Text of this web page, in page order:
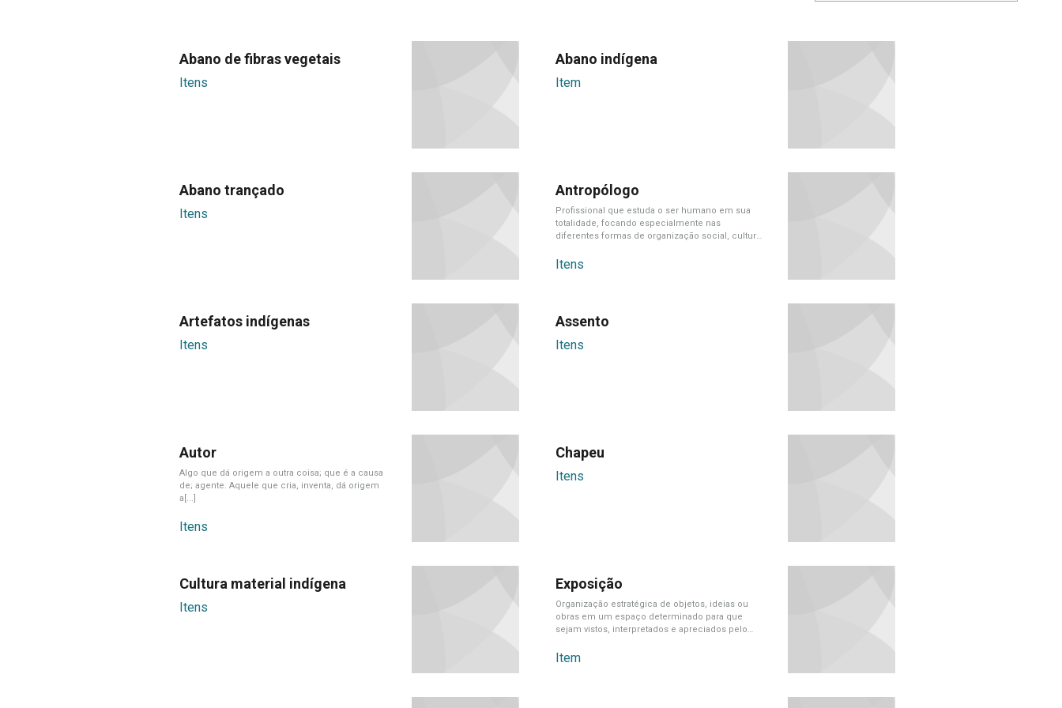
Abano de fibras vegetais
Itens
Abano indígena
Item
Abano trançado
Itens
Antropólogo
Profissional que estuda o ser humano em sua
totalidade, focando especialmente nas
diferentes formas de organização social, cultural
Itens
Artefatos indígenas
Itens
Assento
Itens
Autor
Algo que dá origem a outra coisa; que é a causa
de; agente. Aquele que cria, inventa, dá origem
a[...]
Itens
Chapeu
Itens
Cultura material indígena
Itens
Exposição
Organização estratégica de objetos, ideias ou
obras em um espaço determinado para que
sejam vistos, interpretados e apreciados pelo
Item